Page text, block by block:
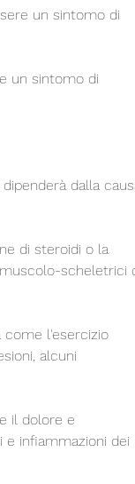
un sintomo di
un sintomo di
dalla
di steroidi o la
scheletrici
come l'esercizio
alcuni
il dolore e
infiammazioni dei